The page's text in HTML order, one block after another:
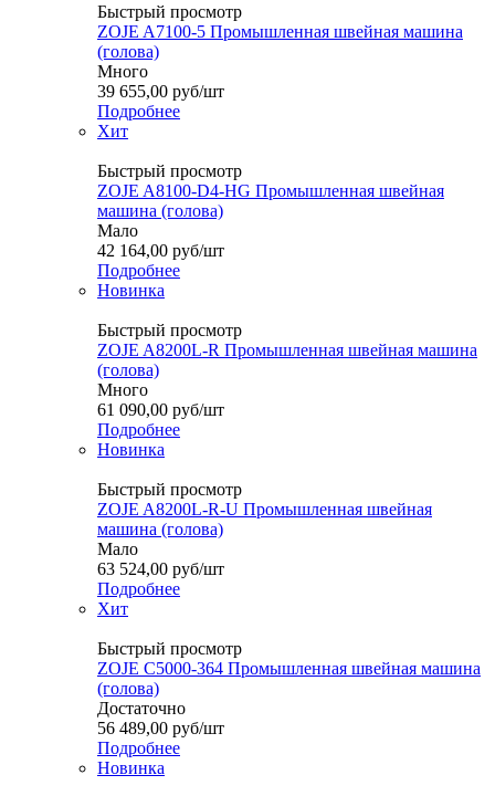
Быстрый просмотр
ZOJE A7100-5 Промышленная швейная машина
(голова)
Много
39 655,00 руб/шт
Подробнее
Хит
Быстрый просмотр
ZOJE A8100-D4-HG Промышленная швейная
машина (голова)
Мало
42 164,00 руб/шт
Подробнее
Новинка
Быстрый просмотр
ZOJE A8200L-R Промышленная швейная машина
(голова)
Много
61 090,00 руб/шт
Подробнее
Новинка
Быстрый просмотр
ZOJE A8200L-R-U Промышленная швейная
машина (голова)
Мало
63 524,00 руб/шт
Подробнее
Хит
Быстрый просмотр
ZOJE C5000-364 Промышленная швейная машина
(голова)
Достаточно
56 489,00 руб/шт
Подробнее
Новинка